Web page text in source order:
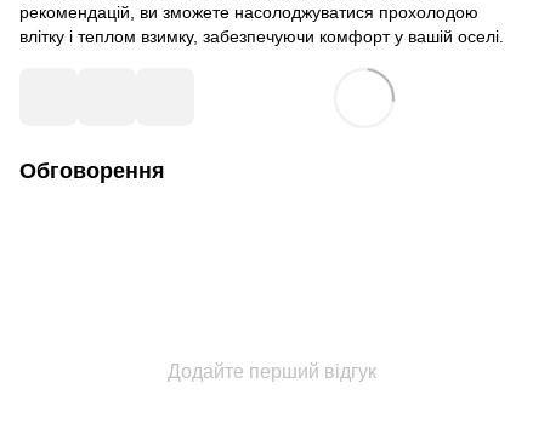
рекомендацій, ви зможете насолоджуватися прохолодою
влітку і теплом взимку, забезпечуючи комфорт у вашій оселі.
Обговорення
Додайте перший відгук